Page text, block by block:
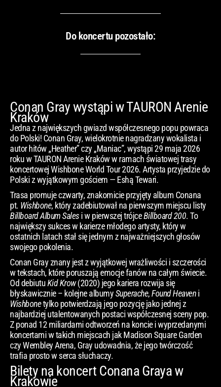
Do koncertu pozostało:
Conan Gray wystąpi w TAURON Arenie
Kraków
Jedna z największych gwiazd współczesnego popu powraca
do Polski! Conan Gray, wielokrotnie nagradzany wokalista i
autor hitów „Heather” czy „Maniac”, wystąpi 29 maja 2026
roku w TAURON Arenie Kraków w ramach światowej trasy
koncertowej Wishbone World Tour 2026. Artysta przyjedzie do
Polski z wyjątkowym gościem — Eshą Tewari.
Trasa promuje czwarty, znakomicie przyjęty album Conana
pt. Wishbone, który zadebiutował na pierwszym miejscu listy
Billboard Album Salesi w pierwszej trójceBillboard 200. To
największy sukces w karierze młodego artysty, który w
ostatnich latach stał się jednym z najważniejszych głosów
swojego pokolenia.
Conan Gray znany jest z wyjątkowej wrażliwości i szczerości
w tekstach, które poruszają emocje fanów na całym świecie.
Od debiutuKid Krow(2020) jego kariera rozwija się
błyskawicznie – kolejne albumySuperache,Found Heaveni
Wishbonetylko potwierdzają jego pozycję jako jednej z
najbardziej utalentowanych postaci współczesnej sceny pop.
Z ponad 12 miliardami odtworzeń na koncie i wyprzedanymi
koncertami w takich miejscach jak Madison Square Garden
czy Wembley Arena, Gray udowadnia, że jego twórczość
trafia prosto w serca słuchaczy.
Bilety na koncert Conana Graya w
Krakowie